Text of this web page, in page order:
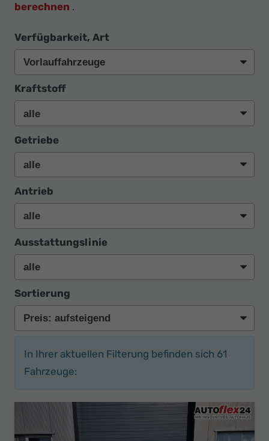
berechnen .
Verfügbarkeit, Art
Kraftstoff
Getriebe
Antrieb
Ausstattungslinie
Sortierung
In Ihrer aktuellen Filterung befinden sich 61
Fahrzeuge: